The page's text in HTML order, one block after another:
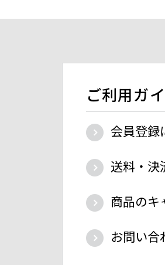
ご利用ガ
会員登録
送料・決
商品のキ
お問い合